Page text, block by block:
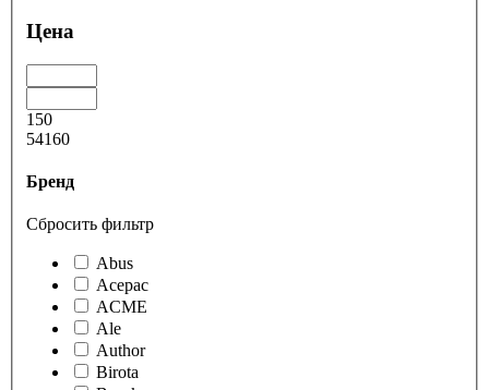
Цена
150
54160
Бренд
Сбросить фильтр
Abus
Acepac
ACME
Ale
Author
Birota